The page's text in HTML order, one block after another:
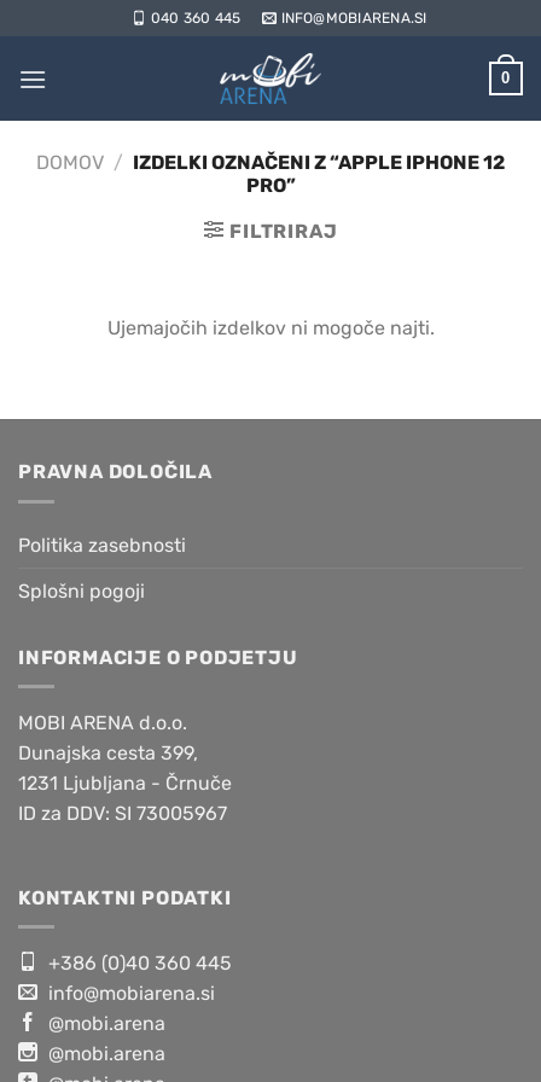
vsebino
040 360 445 INFO@MOBIARENA.SI
0
DOMOV / IZDELKI OZNAČENI Z “APPLE IPHONE 12
PRO”
FILTRIRAJ
Ujemajočih izdelkov ni mogoče najti.
PRAVNA DOLOČILA
Politika zasebnosti
Splošni pogoji
INFORMACIJE O PODJETJU
MOBI ARENA d.o.o.
Dunajska cesta 399,
1231 Ljubljana - Črnuče
ID za DDV: SI 73005967
KONTAKTNI PODATKI
+386 (0)40 360 445
info@mobiarena.si
@mobi.arena
@mobi.arena